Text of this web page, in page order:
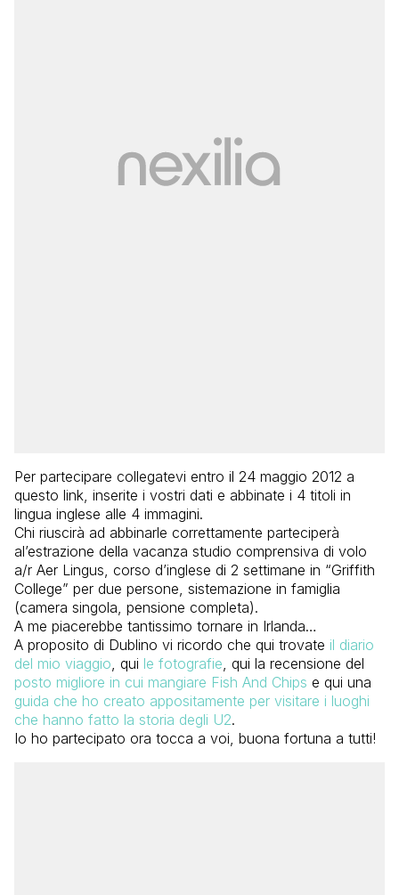
Per partecipare collegatevi entro il 24 maggio 2012 a
questo link, inserite i vostri dati e abbinate i 4 titoli in
lingua inglese alle 4 immagini.
Chi riuscirà ad abbinarle correttamente parteciperà
al’estrazione della vacanza studio comprensiva di volo
a/r Aer Lingus, corso d’inglese di 2 settimane in “Griffith
College” per due persone, sistemazione in famiglia
(camera singola, pensione completa).
A me piacerebbe tantissimo tornare in Irlanda…
A proposito di Dublino vi ricordo che qui trovate il diario
del mio viaggio, qui le fotografie, qui la recensione del
posto migliore in cui mangiare Fish And Chips e qui una
guida che ho creato appositamente per visitare i luoghi
che hanno fatto la storia degli U2.
Io ho partecipato ora tocca a voi, buona fortuna a tutti!